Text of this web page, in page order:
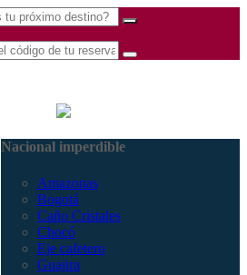
Nacional imperdible
Amazonas
Bogotá
Caño Cristales
Chocó
Eje cafetero
Guajira